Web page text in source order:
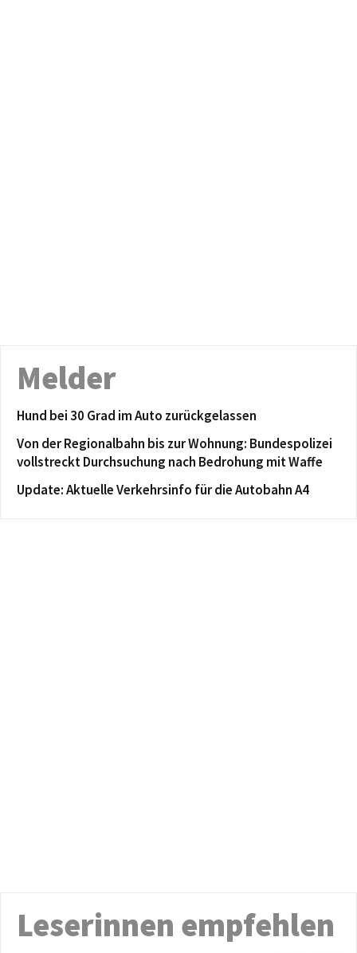
Melder
Hund bei 30 Grad im Auto zurückgelassen
Von der Regionalbahn bis zur Wohnung: Bundespolizei
vollstreckt Durchsuchung nach Bedrohung mit Waffe
Update: Aktuelle Verkehrsinfo für die Autobahn A4
Leserinnen empfehlen